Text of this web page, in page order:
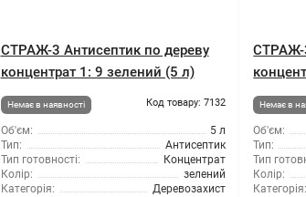
СТРАЖ-3 Антисептик по дереву
концентрат 1: 9 зелений (5 л)
Немає в наявності Код товару: 7132
Об'єм:
5 л
Тип:
Антисептик
Тип готовності:
Концентрат
Колір:
зелений
Категорія:
Деревозахист
СТРАЖ-
Немає в
Об'єм:
Тип:
Тип
Колір:
Категорія: